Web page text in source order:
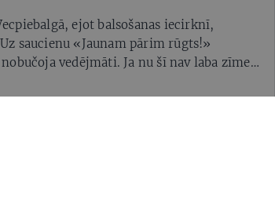
ejot balsošanas iecirknī,
saucienu «Jaunam pārim rūgts!»
vedējmāti. Ja nu šī nav laba zīme,